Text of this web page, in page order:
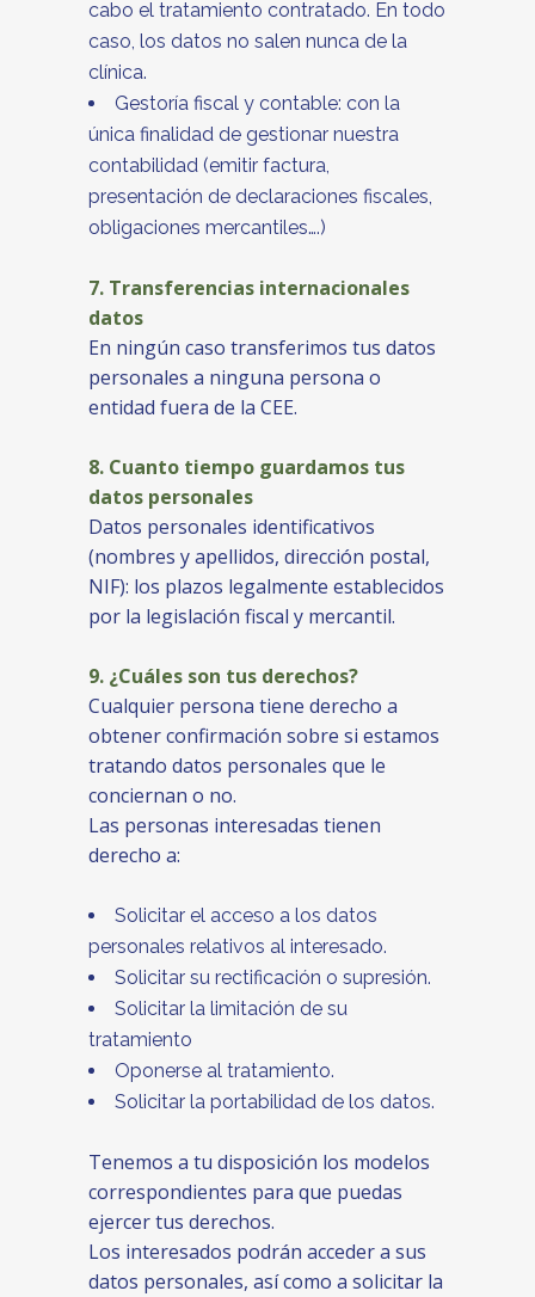
cabo el tratamiento contratado. En todo
caso, los datos no salen nunca de la
clínica.
Gestoría fiscal y contable: con la
única finalidad de gestionar nuestra
contabilidad (emitir factura,
presentación de declaraciones fiscales,
obligaciones mercantiles….)
7. Transferencias internacionales
datos
En ningún caso transferimos tus datos
personales a ninguna persona o
entidad fuera de la CEE.
8. Cuanto tiempo guardamos tus
datos personales
Datos personales identificativos
(nombres y apellidos, dirección postal,
NIF): los plazos legalmente establecidos
por la legislación fiscal y mercantil.
9. ¿Cuáles son tus derechos?
Cualquier persona tiene derecho a
obtener confirmación sobre si estamos
tratando datos personales que le
conciernan o no.
Las personas interesadas tienen
derecho a:
Solicitar el acceso a los datos
personales relativos al interesado.
Solicitar su rectificación o supresión.
Solicitar la limitación de su
tratamiento
Oponerse al tratamiento.
Solicitar la portabilidad de los datos.
Tenemos a tu disposición los modelos
correspondientes para que puedas
ejercer tus derechos.
Los interesados podrán acceder a sus
datos personales, así como a solicitar la